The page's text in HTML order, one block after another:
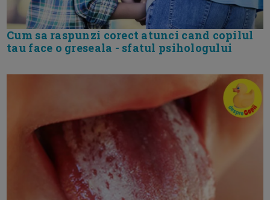
Cum sa raspunzi corect atunci cand copilul
tau face o greseala - sfatul psihologului